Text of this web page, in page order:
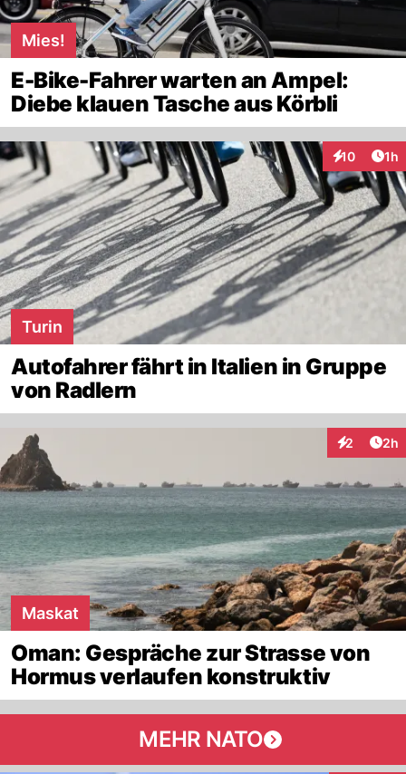
Mies!
E-Bike-Fahrer warten an Ampel:
Diebe klauen Tasche aus Körbli
10 1h
Turin
Autofahrer fährt in Italien in Gruppe
von Radlern
2 2h
Maskat
Oman: Gespräche zur Strasse von
Hormus verlaufen konstruktiv
MEHR NATO